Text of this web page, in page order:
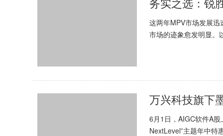
这两年MPV市场发展
市场的迹象愈发明显。
万兴科技旗下
6月1日，AIGC软件A
NextLevel”主题年中特